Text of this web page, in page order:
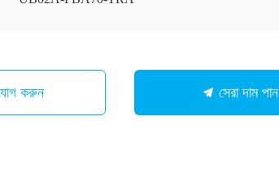
করুন সেরা দাম পান